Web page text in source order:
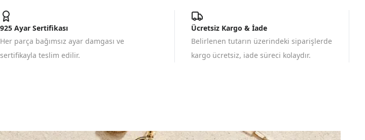
925 Ayar Sertifikası
Her parça bağımsız ayar damgası ve
sertifikayla teslim edilir.
Ücretsiz Kargo & İade
Belirlenen tutarın üzerindeki siparişlerde
kargo ücretsiz, iade süreci kolaydır.